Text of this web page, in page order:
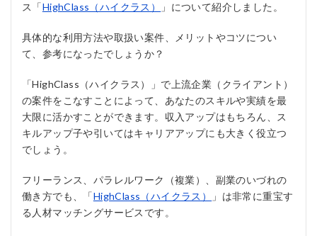
ス「HighClass（ハイクラス） 」について紹介しました。
具体的な利用方法や取扱い案件、メリットやコツについ
て、参考になったでしょうか？
「HighClass（ハイクラス）」で上流企業（クライアント）
の案件をこなすことによって、あなたのスキルや実績を最
大限に活かすことができます。収入アップはもちろん、ス
キルアップ子や引いてはキャリアアップにも大きく役立つ
でしょう。
フリーランス、パラレルワーク（複業）、副業のいづれの
働き方でも、「HighClass（ハイクラス）
」は非常に重宝す
る人材マッチングサービスです。